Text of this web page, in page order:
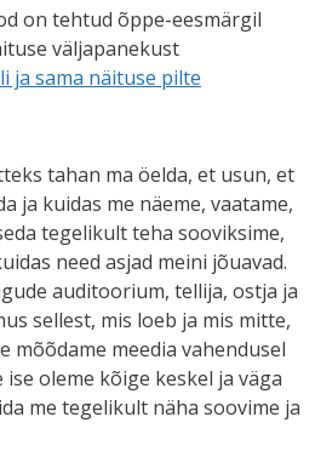
on tehtud õppe-eesmärgil
väljapanekust
ja sama näituse pilte
tahan ma öelda, et usun, et
ja kuidas me näeme, vaatame,
tegelikult teha sooviksime,
need asjad meini jõuavad.
auditoorium, tellija, ostja ja
sellest, mis loeb ja mis mitte,
mõõdame meedia vahendusel
oleme kõige keskel ja väga
me tegelikult näha soovime ja